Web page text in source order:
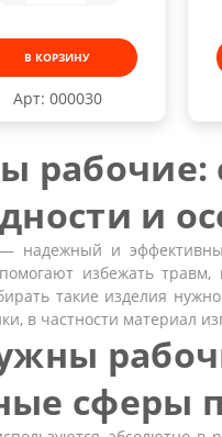
Арт: 000030
В КОРЗИНУ
и
надежный и
избежать
такие изделия
в частности материал
сферы